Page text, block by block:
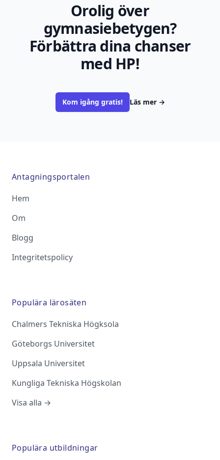
Orolig över
gymnasiebetygen?
Förbättra dina chanser
med HP!
Kom igång gratis! Läs mer →
Antagningsportalen
Hem
Om
Blogg
Integritetspolicy
Populära lärosäten
Chalmers Tekniska Högksola
Göteborgs Universitet
Uppsala Universitet
Kungliga Tekniska Högskolan
Visa alla →
Populära utbildningar